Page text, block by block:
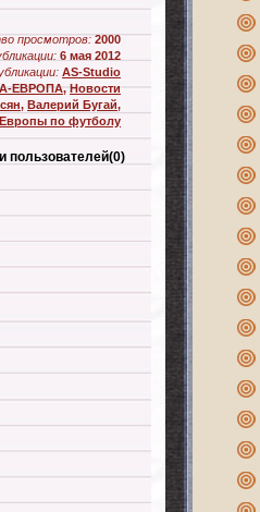
просмотров: 2000
6 мая 2012
AS-Studio
ЕВРОПА,Новости
, Валерий Бугай,
по футболу
пользователей(0)